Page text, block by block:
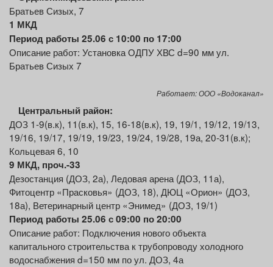
Братьев Сизых, 7
1 МКД
Период работы 25.06 с 10:00 по 17:00
Описание работ: Установка ОДПУ ХВС d=90 мм ул.
Братьев Сизых 7
Работает: ООО «Водоканал»
Центральный район:
ДОЗ 1-9(в.к), 11(в.к), 15, 16-18(в.к), 19, 19/1, 19/12, 19/13,
19/16, 19/17, 19/19, 19/23, 19/24, 19/28, 19а, 20-31(в.к);
Кольцевая 6, 10
9 МКД, проч.-33
Дезостанция (ДОЗ, 2а), Ледовая арена (ДОЗ, 11а),
Фитоцентр «Прасковья» (ДОЗ, 18), ДЮЦ «Орион» (ДОЗ,
18а), Ветеринарный центр «Энимед» (ДОЗ, 19/1)
Период работы 25.06 с 09:00 по 20:00
Описание работ: Подключения нового объекта
капитального строительства к трубопроводу холодного
водоснабжения d=150 мм по ул. ДОЗ, 4а